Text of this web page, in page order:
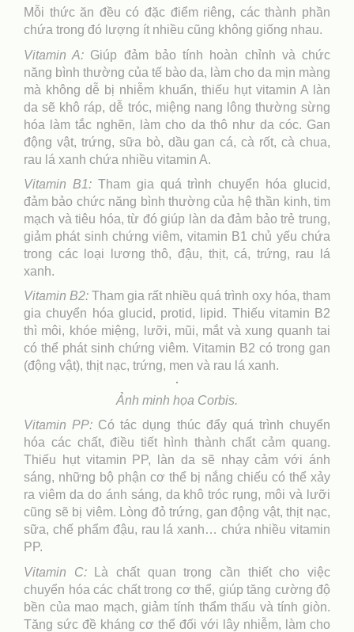
Mỗi thức ăn đều có đặc điểm riêng, các thành phần
chứa trong đó lượng ít nhiều cũng không giống nhau.
Vitamin A: Giúp đảm bảo tính hoàn chỉnh và chức
năng bình thường của tế bào da, làm cho da mịn màng
mà không dễ bị nhiễm khuẩn, thiếu hụt vitamin A làn
da sẽ khô ráp, dễ tróc, miệng nang lông thường sừng
hóa làm tắc nghẽn, làm cho da thô như da cóc. Gan
động vật, trứng, sữa bò, dầu gan cá, cà rốt, cà chua,
rau lá xanh chứa nhiều vitamin A.
Vitamin B1:Tham gia quá trình chuyển hóa glucid,
đảm bảo chức năng bình thường của hệ thần kinh, tim
mạch và tiêu hóa, từ đó giúp làn da đảm bảo trẻ trung,
giảm phát sinh chứng viêm, vitamin B1 chủ yếu chứa
trong các loại lương thô, đậu, thịt, cá, trứng, rau lá
xanh.
Vitamin B2: Tham gia rất nhiều quá trình oxy hóa, tham
gia chuyển hóa glucid, protid, lipid. Thiếu vitamin B2
thì môi, khóe miệng, lưỡi, mũi, mắt và xung quanh tai
có thể phát sinh chứng viêm. Vitamin B2 có trong gan
(động vật), thịt nạc, trứng, men và rau lá xanh.
Ảnh minh họa Corbis.
Vitamin PP: Có tác dụng thúc đẩy quá trình chuyển
hóa các chất, điều tiết hình thành chất cảm quang.
Thiếu hụt vitamin PP, làn da sẽ nhạy cảm với ánh
sáng, những bộ phận cơ thể bị nắng chiếu có thể xảy
ra viêm da do ánh sáng, da khô tróc rụng, môi và lưỡi
cũng sẽ bị viêm. Lòng đỏ trứng, gan động vật, thịt nạc,
sữa, chế phẩm đậu, rau lá xanh… chứa nhiều vitamin
PP.
Vitamin C:Là chất quan trọng cần thiết cho việc
chuyển hóa các chất trong cơ thể, giúp tăng cường độ
bền của mao mạch, giảm tính thẩm thấu và tính giòn.
Tăng sức đề kháng cơ thể đối với lây nhiễm, làm cho